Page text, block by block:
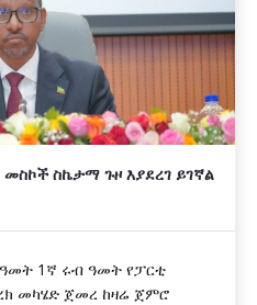
ስኬታማ ጉዞ እያደረገ ይገኛል
ዓመት 1ኛ ሩብ ዓመት የፓርቲ
መካሄድ ጀመረ ከዛሬ ጀምሮ